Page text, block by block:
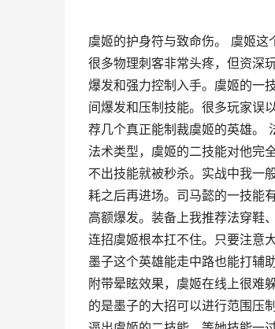
虞姬的护身符与致命伤。 虞姬
很多物理刺客非常头疼，但资深
爆发和强力控制入手。虞姬的一
间爆发和压制技能。很多玩家误
荐几个真正能制裁虞姬的英雄。
法术类型，虞姬的二技能对他完
不出技能就被秒杀。实战中我一
耗之后再进场。司马懿的一技能
高额爆发。装备上我推荐法穿鞋
连招虞姬根本扛不住。只要注意
墨子这个英雄能走中路也能打辅
附带晕眩效果，虞姬在线上很难
的是墨子的大招可以进行范围压